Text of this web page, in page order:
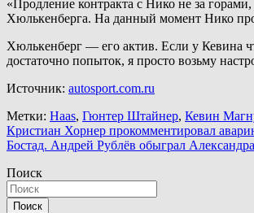
«Продление контракта с Нико не за
Хюлькенберга. На данный момент Нико
Хюлькенберг — его актив. Если у Кевина
достаточно попыток, я просто возьму
Источник: autosport.com.ru
Метки: Haas, Гюнтер Штайнер, Кевин
Навигация
по
записям
Кристиан Хорнер прокомментировал
Бостад. Андрей Рублёв обыграл
Поиск
Поиск